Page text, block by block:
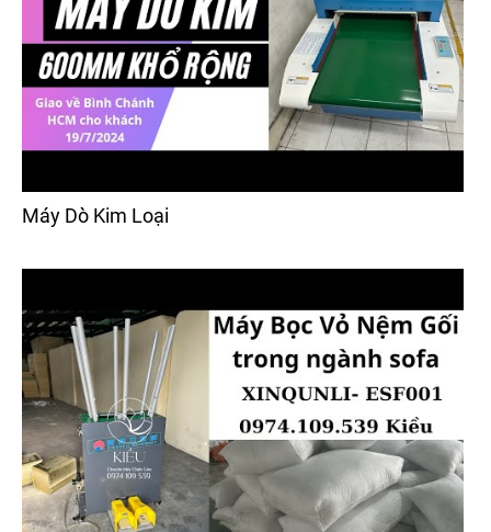
Máy Dò Kim Loại